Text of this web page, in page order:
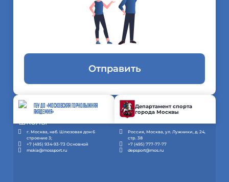
Отправить
ГБУ ДО «МОСКОВСКАЯ ГОРНОЛЫЖНАЯ
АКАДЕМИЯ»
г. Москва, наб. Шлюзовая дом 6
строение 3;
+7 (495) 934-93-73 Основной
mskia@mossport.ru
Департамент спорта
города Москвы
Россия, Москва, ул. Лужники, д. 24,
стр. 38
+7 (495) 777-77-77
depsport@mos.ru